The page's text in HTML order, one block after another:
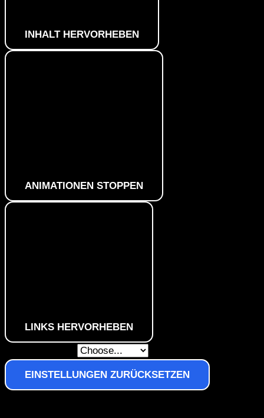
INHALT HERVORHEBEN
ANIMATIONEN STOPPEN
LINKS HERVORHEBEN
EINSTELLUNGEN ZURÜCKSETZEN